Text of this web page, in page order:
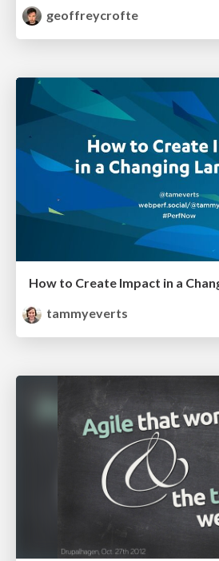
geoffreycrofte
tammyeverts